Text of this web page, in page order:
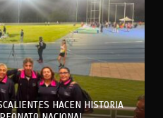
HACEN HISTORIA